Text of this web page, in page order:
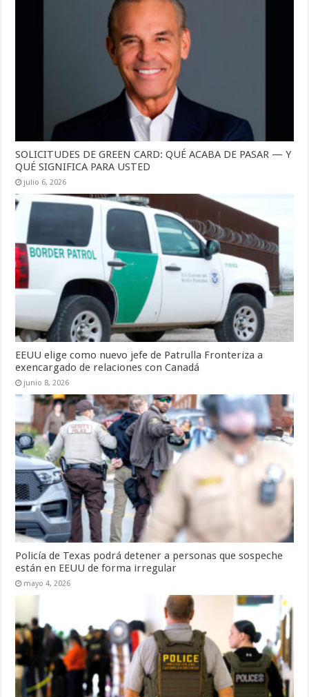
SOLICITUDES DE GREEN CARD: QUÉ ACABA DE PASAR — Y
QUÉ SIGNIFICA PARA USTED
julio 6, 2026
EEUU elige como nuevo jefe de Patrulla Fronteriza a
exencargado de relaciones con Canadá
junio 8, 2026
Policía de Texas podrá detener a personas que sospeche
están en EEUU de forma irregular
mayo 4, 2026